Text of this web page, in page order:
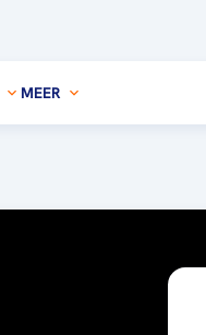
MEER